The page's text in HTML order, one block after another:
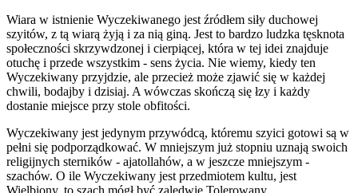
Wiara w istnienie Wyczekiwanego jest źródłem siły duchowej
szyitów, z tą wiarą żyją i za nią giną. Jest to bardzo ludzka tęsknota
społeczności skrzywdzonej i cierpiącej, która w tej idei znajduje
otuchę i przede wszystkim - sens życia. Nie wiemy, kiedy ten
Wyczekiwany przyjdzie, ale przecież może zjawić się w każdej
chwili, bodajby i dzisiaj. A wówczas skończą się łzy i każdy
dostanie miejsce przy stole obfitości.
Wyczekiwany jest jedynym przywódcą, któremu szyici gotowi są w
pełni się podporządkować. W mniejszym już stopniu uznają swoich
religijnych sterników - ajatollahów, a w jeszcze mniejszym -
szachów. O ile Wyczekiwany jest przedmiotem kultu, jest
Wielbiony, to szach mógł być zaledwie Tolerowany.